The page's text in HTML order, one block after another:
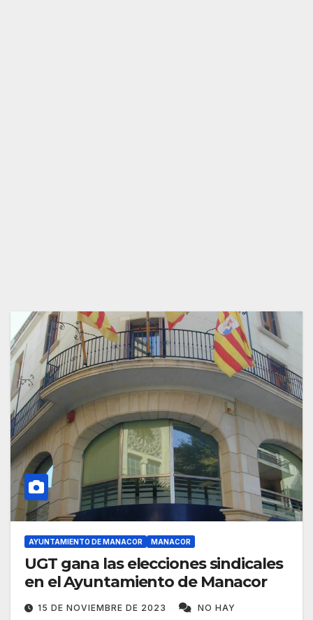
AYUNTAMIENTO DE MANACOR MANACOR
UGT gana las elecciones sindicales
en el Ayuntamiento de Manacor
15 DE NOVIEMBRE DE 2023
NO HAY